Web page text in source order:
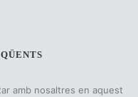
amb nosaltres en aquest